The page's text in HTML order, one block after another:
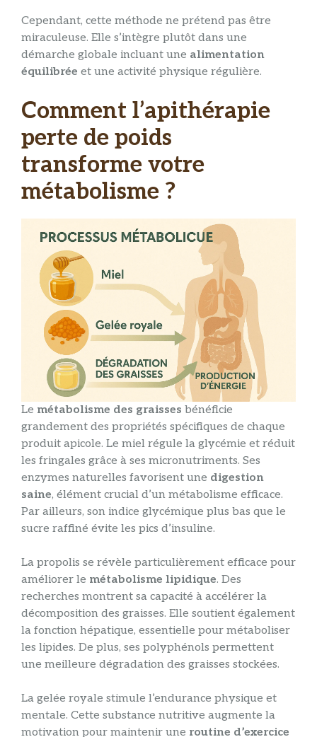
Cependant, cette méthode ne prétend pas être
miraculeuse. Elle s’intègre plutôt dans une
démarche globale incluant une alimentation
équilibrée et une activité physique régulière.
Comment l’apithérapie
perte de poids
transforme votre
métabolisme ?
Le métabolisme des graisses bénéficie
grandement des propriétés spécifiques de chaque
produit apicole. Le miel régule la glycémie et réduit
les fringales grâce à ses micronutriments. Ses
enzymes naturelles favorisent une digestion
saine, élément crucial d’un métabolisme efficace.
Par ailleurs, son indice glycémique plus bas que le
sucre raffiné évite les pics d’insuline.
La propolis se révèle particulièrement efficace pour
améliorer le métabolisme lipidique. Des
recherches montrent sa capacité à accélérer la
décomposition des graisses. Elle soutient également
la fonction hépatique, essentielle pour métaboliser
les lipides. De plus, ses polyphénols permettent
une meilleure dégradation des graisses stockées.
La gelée royale stimule l’endurance physique et
mentale. Cette substance nutritive augmente la
motivation pour maintenir une routine d’exercice